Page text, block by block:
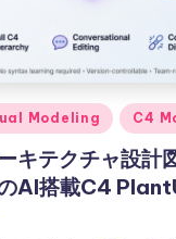
Modeling C4
キテクチャ設計
AI搭載C4